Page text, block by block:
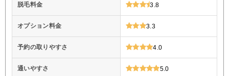
脱毛料金 3.8
オプション料金 3.3
予約の取りやすさ 4.0
通いやすさ 5.0